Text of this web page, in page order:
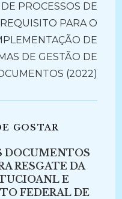
PROCESSOS DE
PARA O
DE
DE GESTÃO DE
(2022)
GOSTAR
DOCUMENTOS
RESGATE DA
E
FEDERAL DE